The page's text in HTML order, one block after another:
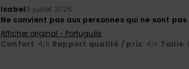
Isabel9 juillet 2026
Ne convient pas aux personnes qui ne sont pas
Afficher original - Português
Confort: 4/5 Rapport qualité / prix: 4/5 Taille: